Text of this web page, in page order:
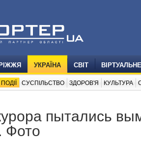
УКРАЇНА СВІТ
ПОДІЇ СУСПІЛЬСТВО ЗДОРОВ'Я КУЛЬТУРА
пытались
Фото